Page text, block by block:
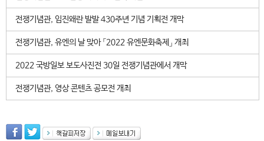
전쟁기념관, 임진왜란 발발 430주년 기념 기획전 개막
전쟁기념관, 유엔의 날 맞아 「2022 유엔문화축제」 개최
2022 국방일보 보도사진전 30일 전쟁기념관에서 개막
전쟁기념관, 영상 콘텐츠 공모전 개최